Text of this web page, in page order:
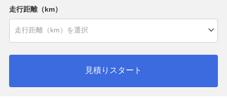
走行距離（km）
見積りスタート